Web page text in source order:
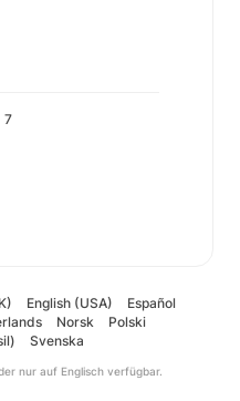
7
English (USA)
Español
Norsk
Polski
Svenska
nur auf Englisch verfügbar.